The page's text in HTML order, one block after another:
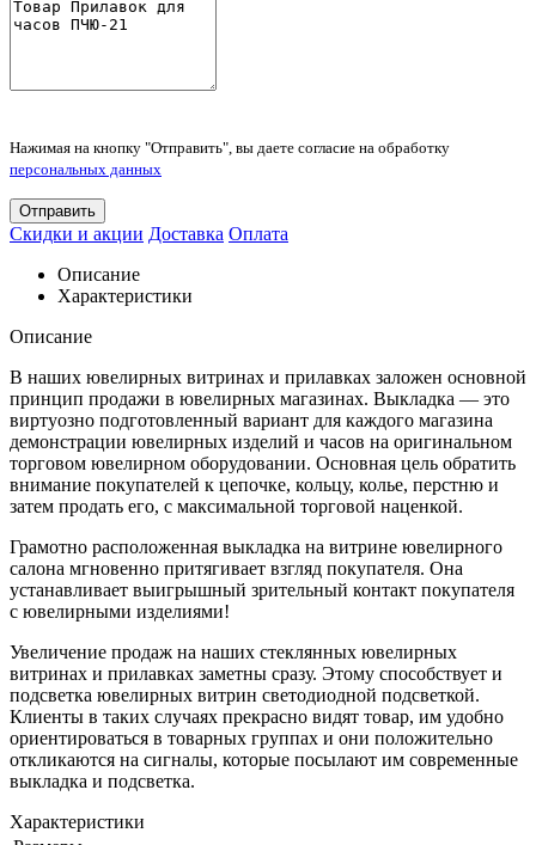
Нажимая на кнопку "Отправить", вы даете согласие на обработку
персональных данных
Отправить
Скидки и акции Доставка Оплата
Описание
Характеристики
Описание
В наших ювелирных витринах и прилавках заложен основной
принцип продажи в ювелирных магазинах. Выкладка — это
виртуозно подготовленный вариант для каждого магази­на
демонстрации ювелирных изделий и часов на оригинальном
торговом ювелирном оборудовании. Основная цель обратить
внимание покупателей к цепочке, кольцу, колье, перстню и
затем продать его, с максимальной торговой наценкой.
Грамотно расположенная выкладка на витрине ювелирного
салона мгновенно притягивает взгляд покупателя. Она
устанавливает выигрышный зрительный контакт покупателя
с ювелирными изделиями!
Увеличение продаж на наших стеклянных ювелирных
витринах и прилавках заметны сразу. Этому способствует и
подсветка ювелирных витрин светодиодной подсветкой.
Клиенты в таких случаях прекрасно видят товар, им удобно
ориентироваться в товарных группах и они положительно
откликаются на сигналы, которые посылают им современные
выкладка и подсветка.
Характеристики